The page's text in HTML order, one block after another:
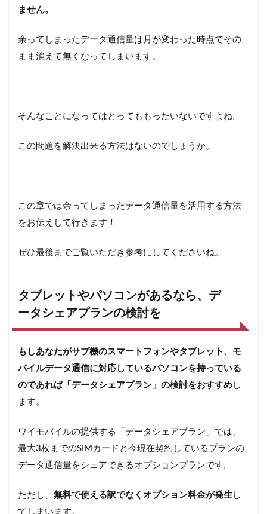
ラン
「LINEMO（ラ
で賢く
パケッ
タ通信
ません。
余ってしまったデータ通信量は月が変わった時点でその
まま消えて無くなってしまいます。
そんなことになってはとってももったいないですよね。
この問題を解決出来る方法はないのでしょうか。
この章では余ってしまったデータ通信量を活用する方法
をお伝えして行きます！
ぜひ最後までご覧いただき参考にしてくださいね。
タブレットやパソコンがあるなら、デ
ータシェアプランの検討を
もしあなたがサブ機のスマートフォンやタブレット、モ
バイルデータ通信に対応しているパソコンを持っている
のであれば「データシェアプラン」の検討をおすすめ し
ます。
ワイモバイルの提供する「データシェアプラン」では、
最大3枚までのSIMカードと今現在契約しているプランの
データ通信量をシェアできるオプションプランです。
ただし、 無料で使える訳でなくオプション料金が発生 し
てしまいます。